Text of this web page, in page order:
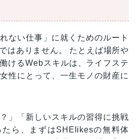
ない仕事」に就くためのルート
はありません。 たとえば場所や
けるWebスキルは、ライフステ
性にとって、一生モノの財産に
」「新しいスキルの習得に挑戦
たら、まずはSHElikesの無料体